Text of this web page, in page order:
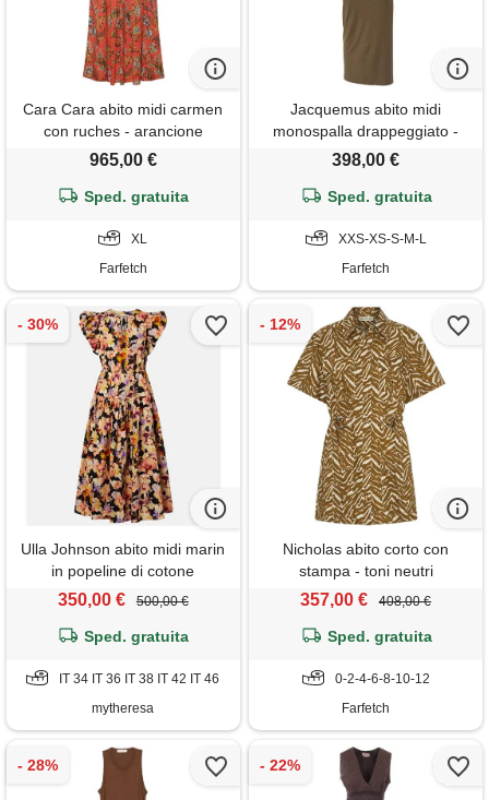
Cara Cara abito midi carmen
con ruches - arancione
965,00 €
Sped. gratuita
XL
Farfetch
Jacquemus abito midi
monospalla drappeggiato -
verde
398,00 €
Sped. gratuita
XXS-XS-S-M-L
Farfetch
Ulla Johnson abito midi marin
in popeline di cotone
350,00 € 500,00 €
Sped. gratuita
IT 34 IT 36 IT 38 IT 42 IT 46
mytheresa
Nicholas abito corto con
stampa - toni neutri
357,00 € 408,00 €
Sped. gratuita
0-2-4-6-8-10-12
Farfetch